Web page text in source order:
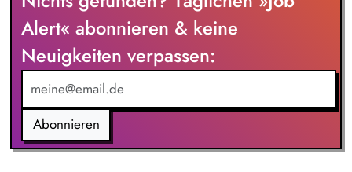
Alert« abonnieren & keine
Neuigkeiten verpassen:
Abonnieren